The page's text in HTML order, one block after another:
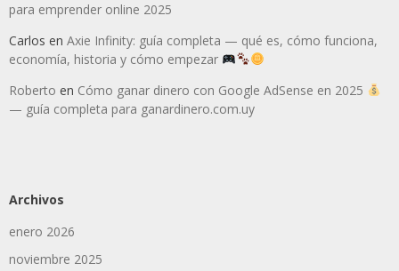
para emprender online 2025
Carlos en Axie Infinity: guía completa — qué es, cómo funciona,
economía, historia y cómo empezar
Roberto en Cómo ganar dinero con Google AdSense en 2025
— guía completa para ganardinero.com.uy
Archivos
enero 2026
noviembre 2025